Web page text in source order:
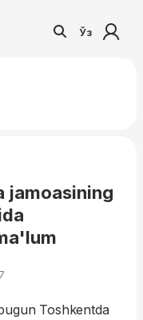
Ўз
jamoasining
Toshkentda